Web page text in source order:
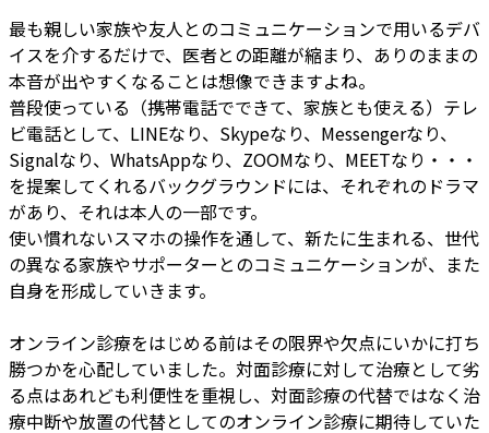
最も親しい家族や友人とのコミュニケーションで用いるデバ
イスを介するだけで、医者との距離が縮まり、ありのままの
本音が出やすくなることは想像できますよね。
普段使っている（携帯電話でできて、家族とも使える）テレ
ビ電話として、LINEなり、Skypeなり、Messengerなり、
Signalなり、WhatsAppなり、ZOOMなり、MEETなり・・・
を提案してくれるバックグラウンドには、それぞれのドラマ
があり、それは本人の一部です。
使い慣れないスマホの操作を通して、新たに生まれる、世代
の異なる家族やサポーターとのコミュニケーションが、また
自身を形成していきます。
オンライン診療をはじめる前はその限界や欠点にいかに打ち
勝つかを心配していました。対面診療に対して治療として劣
る点はあれども利便性を重視し、対面診療の代替ではなく治
療中断や放置の代替としてのオンライン診療に期待していた